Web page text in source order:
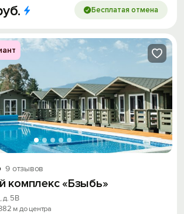
Бесплатая отмена
9 отзывов
комплекс «Бзыбь»
д. 5В
м до центра